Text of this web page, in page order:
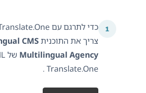
צריך את התוכניתCMS
Multilingual Agency
Translate.One .